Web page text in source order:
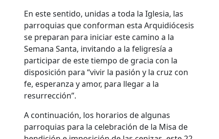
En este sentido, unidas a toda la Iglesia, las
parroquias que conforman esta Arquidiócesis
se preparan para iniciar este camino a la
Semana Santa, invitando a la feligresía a
participar de este tiempo de gracia con la
disposición para “vivir la pasión y la cruz con
fe, esperanza y amor, para llegar a la
resurrección”.
A continuación, los horarios de algunas
parroquias para la celebración de la Misa de